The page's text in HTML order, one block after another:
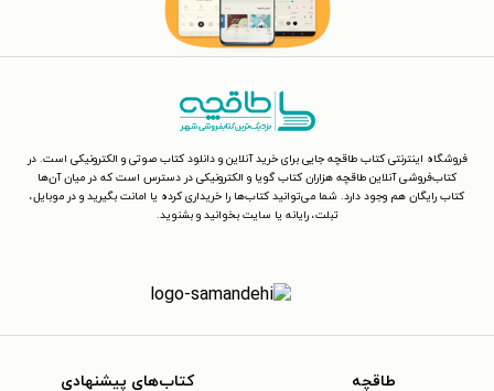
فروشگاه اینترنتی کتاب طاقچه جایی برای خرید آنلاین و دانلود کتاب صوتی و الکترونیکی است. در
کتاب‌فروشی آنلاین طاقچه هزاران کتاب گویا و الکترونیکی در دسترس است که در میان آن‌ها
کتاب رایگان هم وجود دارد. شما می‌توانید کتاب‌ها را خریداری کرده یا امانت بگیرید و در موبایل،
تبلت، رایانه یا سایت بخوانید و بشنوید.
طاقچه کتاب‌های پیشنهادی